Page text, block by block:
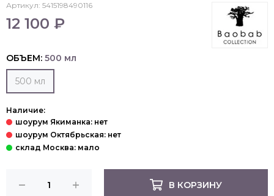
Артикул: 5415198490116
12 100 ₽
ОБЪЕМ: 500 мл
500 мл
Наличие:
В КОРЗИНУ